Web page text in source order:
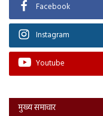
Facebook
Instagram
Youtube
मुख्य समाचार